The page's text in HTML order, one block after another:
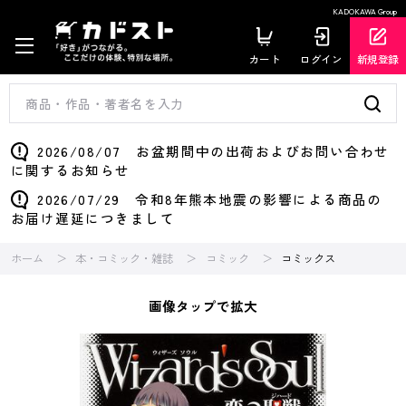
KADOKAWA Group
カート ログイン 新規登録
2026/08/07 お盆期間中の出荷およびお問い合わせ
に関するお知らせ
2026/07/29 令和8年熊本地震の影響による商品の
お届け遅延につきまして
ホーム 本・コミック・雑誌 コミック コミックス
画像タップで拡大